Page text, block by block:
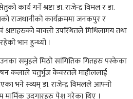
कार्य गर्ने श्रष्टा डा. राजेन्द्र विमल र डा.
राजधानीको कार्यक्रममा जनकपुर र
बाक्लो उपस्थितले मिथिलामय तथा
भान हुन्थ्यो ।
उनका समुहले मिठो सांगितिक गितहरु पस्केका
कलाले चतुर्भुज केवरतले माहौललाई
भने स्व्यम् डा. राजेन्द्र विमलले आफ्नो